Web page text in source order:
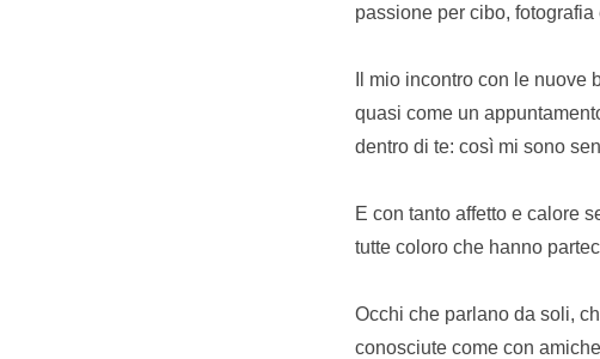
passione per cibo,
Il mio incontro con le nuove
quasi come un
dentro di te: così mi sono
E con tanto affetto e calore
tutte coloro che hanno
Occhi che parlano da soli,
conosciute come con